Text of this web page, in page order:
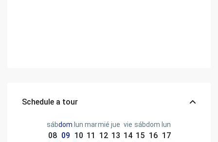
Schedule a tour
sáb
08
dom
09
lun
10
mar
11
mié
12
jue
13
vie
14
sáb
15
dom
16
lun
17